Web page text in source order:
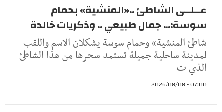
عــلــى الشاطئ ..«المنشية» بحمام
سوسة:... جمال طبيعي .. وذكريات خالدة
شاطئ المنشية» وحمام سوسة يشكلان الاسم واللقب
لمدينة ساحلية جميلة تستمد سحرها من هذا الشاطئ
الذي ت
07:00 - 2026/08/08